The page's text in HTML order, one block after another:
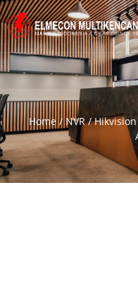
Home/ NVR/ Hikvision